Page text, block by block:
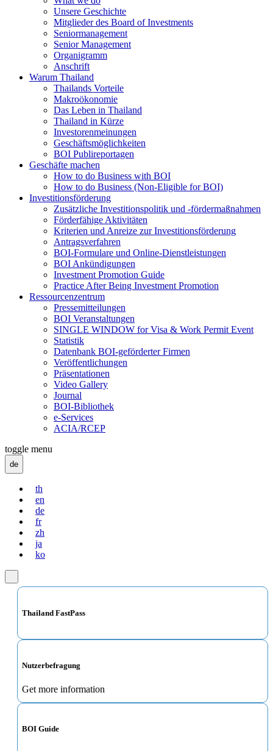
Unsere Geschichte
Mitglieder des Board of Investments
Seniormanagement
Senior Management
Organigramm
Anschrift
Warum Thailand
Thailands Vorteile
Makroökonomie
Das Leben in Thailand
Thailand in Kürze
Investorenmeinungen
Geschäftsmöglichkeiten
BOI Publireportagen
Geschäfte machen
How to do Business with BOI
How to do Business (Non-Eligible for BOI)
Investitionsförderung
Zusätzliche Investitionspolitik und -fördermaßnahmen
Förderfähige Aktivitäten
Kriterien und Anreize zur Investitionsförderung
Antragsverfahren
BOI-Formulare und Online-Dienstleistungen
BOI Ankündigungen
Investment Promotion Guide
Practice After Being Investment Promotion
Ressourcenzentrum
Pressemitteilungen
BOI Veranstaltungen
SINGLE WINDOW for Visa & Work Permit Event
Statistik
Datenbank BOI-geförderter Firmen
Veröffentlichungen
Präsentationen
Video Gallery
Journal
BOI-Bibliothek
e-Services
ACIA/RCEP
toggle menu
de
th
en
de
fr
zh
ja
ko
Thailand FastPass
Nutzerbefragung
Get more information
BOI Guide